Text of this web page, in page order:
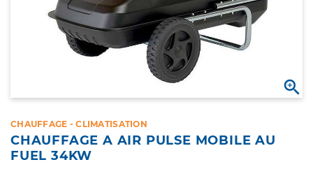

CHAUFFAGE - CLIMATISATION
CHAUFFAGE A AIR PULSE MOBILE AU
FUEL 34KW